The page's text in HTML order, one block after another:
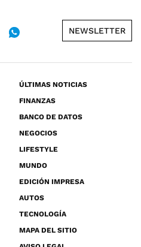
NEWSLETTER
ÚLTIMAS NOTICIAS
FINANZAS
BANCO DE DATOS
NEGOCIOS
LIFESTYLE
MUNDO
EDICIÓN IMPRESA
AUTOS
TECNOLOGÍA
MAPA DEL SITIO